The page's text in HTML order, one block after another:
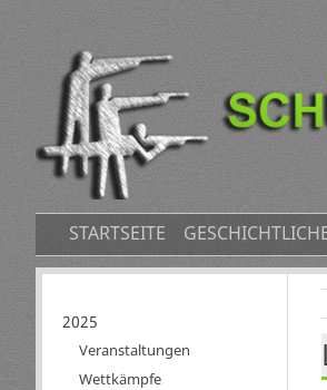
NAVIGATION
ÜBERSPRINGEN
STARTSEITE
Navigation
überspringen
2025
Veranstaltungen
Wettkämpfe